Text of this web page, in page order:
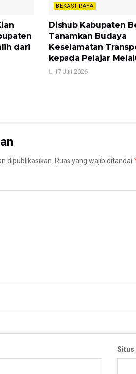
dari
BEKASI RAYA
Dishub Kabupaten
Tanamkan Budaya
Keselamatan
kepada Pelajar
17 Juli 2026
dipublikasikan. Ruas yang wajib ditandai
Situs